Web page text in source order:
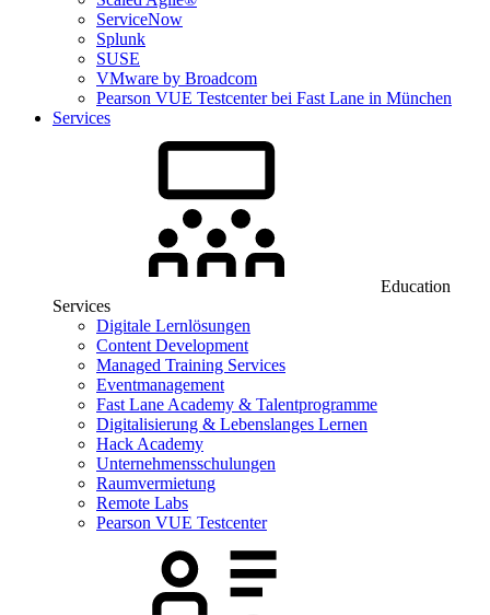
ServiceNow
Splunk
SUSE
VMware by Broadcom
Pearson VUE Testcenter bei Fast Lane in München
Services
Education
Services
Digitale Lernlösungen
Content Development
Managed Training Services
Eventmanagement
Fast Lane Academy & Talentprogramme
Digitalisierung & Lebenslanges Lernen
Hack Academy
Unternehmensschulungen
Raumvermietung
Remote Labs
Pearson VUE Testcenter